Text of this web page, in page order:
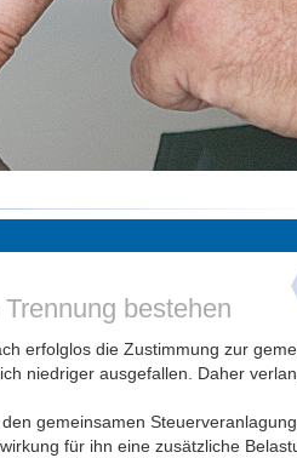
bestehen
erfolglos die Zustimmung zur
niedriger ausgefallen. Daher
gemeinsamen
für ihn eine zusätzliche